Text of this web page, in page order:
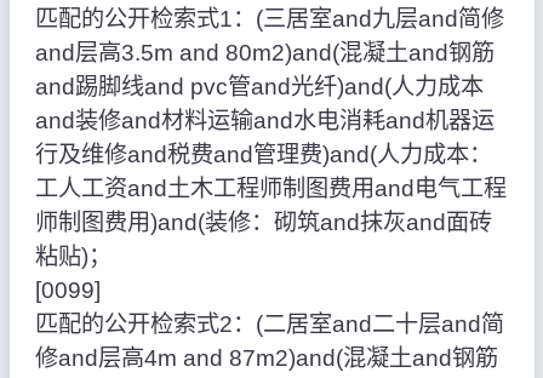
匹配的公开检索式1：(三居室and九层and简修
and层高3.5m and 80m2)and(混凝土and钢筋
and踢脚线and pvc管and光纤)and(人力成本
and装修and材料运输and水电消耗and机器运
行及维修and税费and管理费)and(人力成本：
工人工资and土木工程师制图费用and电气工程
师制图费用)and(装修：砌筑and抹灰and面砖
粘贴)；
[0099]
匹配的公开检索式2：(二居室and二十层and简
修and层高4m and 87m2)and(混凝土and钢筋